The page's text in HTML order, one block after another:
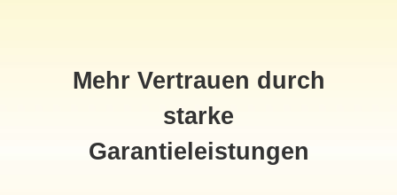
Mehr Vertrauen durch
starke
Garantieleistungen